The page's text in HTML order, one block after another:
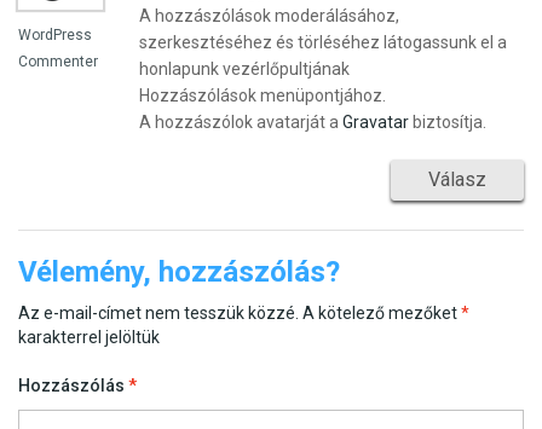
WordPress
Commenter
A hozzászólások moderálásához,
szerkesztéséhez és törléséhez látogassunk el a
honlapunk vezérlőpultjának
Hozzászólások menüpontjához.
A hozzászólok avatarját a Gravatar biztosítja.
Válasz
Vélemény, hozzászólás?
Az e-mail-címet nem tesszük közzé. A kötelező mezőket*
karakterrel jelöltük
Hozzászólás *